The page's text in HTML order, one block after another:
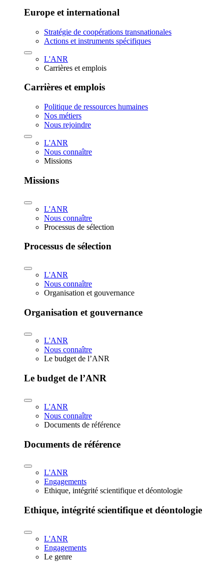
Europe et international
Stratégie de coopérations transnationales
Actions et instruments spécifiques
L'ANR
Carrières et emplois
Carrières et emplois
Politique de ressources humaines
Nos métiers
Nous rejoindre
L'ANR
Nous connaître
Missions
Missions
L'ANR
Nous connaître
Processus de sélection
Processus de sélection
L'ANR
Nous connaître
Organisation et gouvernance
Organisation et gouvernance
L'ANR
Nous connaître
Le budget de l’ANR
Le budget de l’ANR
L'ANR
Nous connaître
Documents de référence
Documents de référence
L'ANR
Engagements
Ethique, intégrité scientifique et déontologie
Ethique, intégrité scientifique et déontologie
L'ANR
Engagements
Le genre